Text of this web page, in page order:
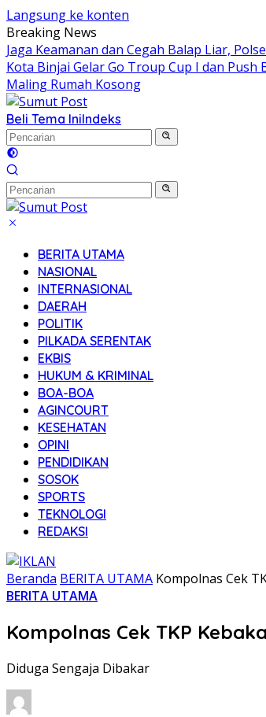
Langsung ke konten
Breaking News
Jaga Keamanan dan Cegah Balap Liar,
Kota Binjai Gelar Go Troup Cup I dan Push
Maling Rumah Kosong
Beli Tema IniIndeks
BERITA UTAMA
NASIONAL
INTERNASIONAL
DAERAH
POLITIK
PILKADA SERENTAK
EKBIS
HUKUM & KRIMINAL
BOA-BOA
AGINCOURT
KESEHATAN
OPINI
PENDIDIKAN
SOSOK
SPORTS
TEKNOLOGI
REDAKSI
Beranda BERITA UTAMA Kompolnas Cek
BERITA UTAMA
Kompolnas Cek TKP
Diduga Sengaja Dibakar